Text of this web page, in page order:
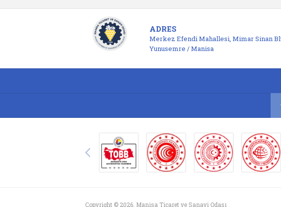
ADRES
Merkez Efendi Mahallesi, Mimar Sinan
Yunusemre / Manisa
Copyright © 2026. Manisa Ticaret ve Sanayi Odası